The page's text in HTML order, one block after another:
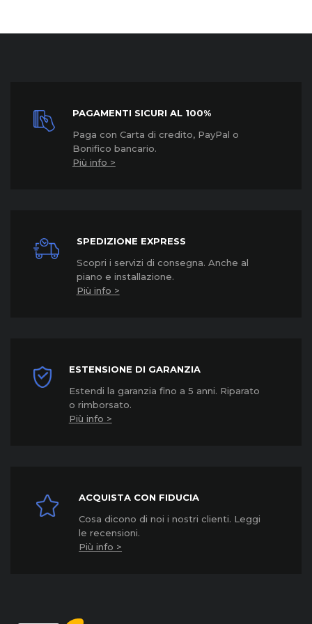
PAGAMENTI SICURI AL 100%
Paga con Carta di credito, PayPal o
Bonifico bancario.
Più info >
SPEDIZIONE EXPRESS
Scopri i servizi di consegna. Anche al
piano e installazione.
Più info >
ESTENSIONE DI GARANZIA
Estendi la garanzia fino a 5 anni. Riparato
o rimborsato.
Più info >
ACQUISTA CON FIDUCIA
Cosa dicono di noi i nostri clienti. Leggi
le recensioni.
Più info >